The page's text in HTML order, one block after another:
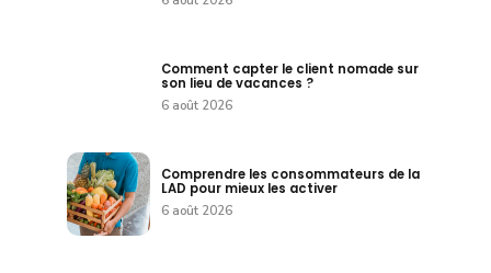
Comment capter le client nomade sur
son lieu de vacances ?
6 août 2026
Comprendre les consommateurs de la
LAD pour mieux les activer
6 août 2026